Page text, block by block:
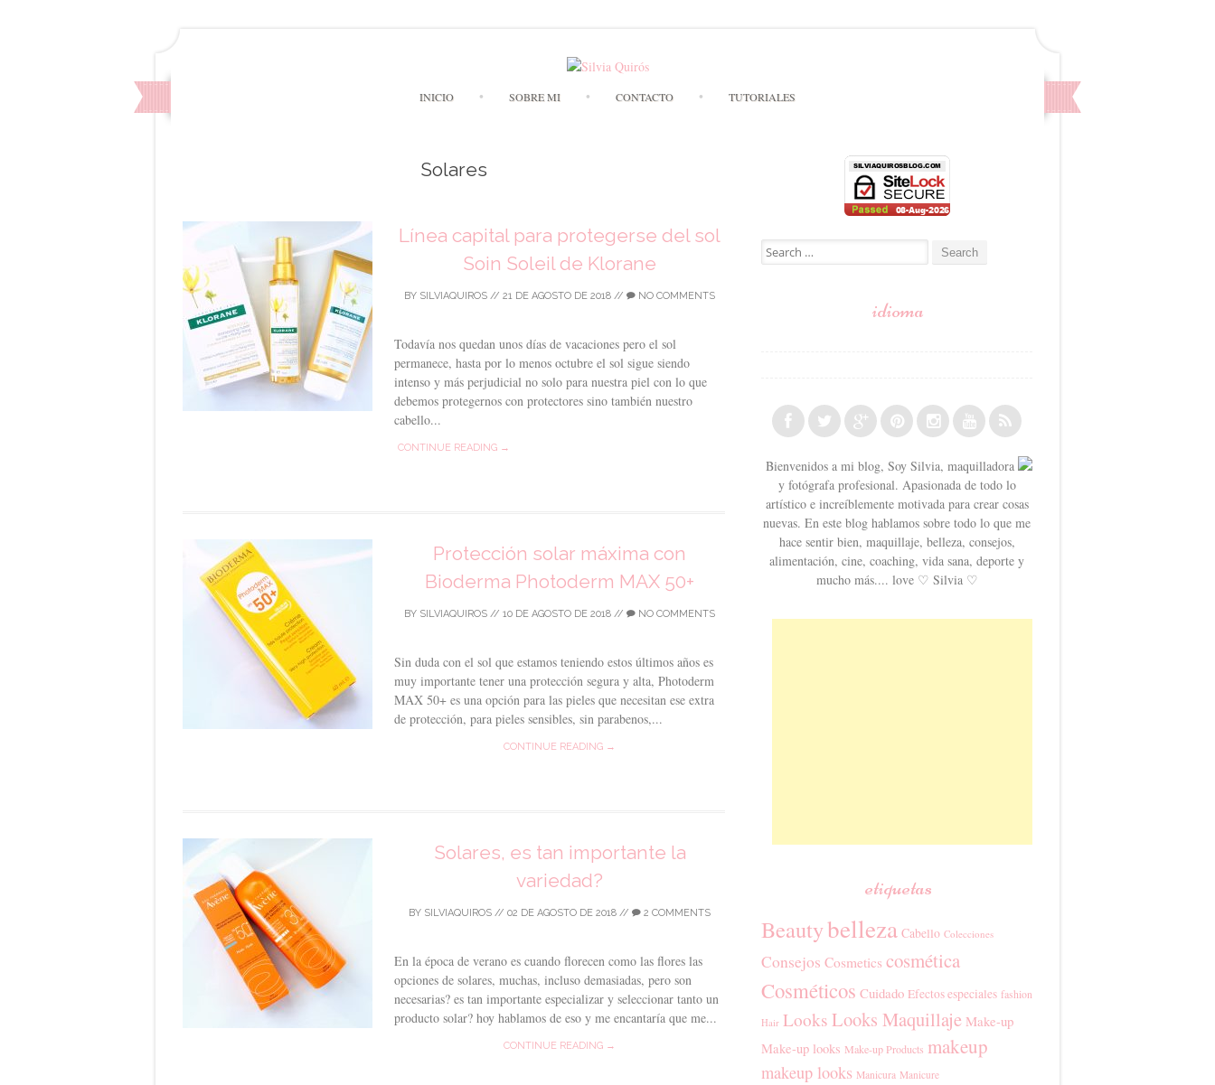
INICIO SOBRE MI CONTACTO TUTORIALES
Solares
Línea capital para protegerse del sol
Soin Soleil de Klorane
BY SILVIAQUIROS // 21 DE AGOSTO DE 2018 // NO COMMENTS
Todavía nos quedan unos días de vacaciones pero el sol
permanece, hasta por lo menos octubre el sol sigue siendo
intenso y más perjudicial no solo para nuestra piel con lo que
debemos protegernos con protectores sino también nuestro
cabello...
CONTINUE READING →
Protección solar máxima con
Bioderma Photoderm MAX 50+
BY SILVIAQUIROS // 10 DE AGOSTO DE 2018 // NO COMMENTS
Sin duda con el sol que estamos teniendo estos últimos años es
muy importante tener una protección segura y alta, Photoderm
MAX 50+ es una opción para las pieles que necesitan ese extra
de protección, para pieles sensibles, sin parabenos,...
CONTINUE READING →
Solares, es tan importante la
variedad?
BY SILVIAQUIROS // 02 DE AGOSTO DE 2018 // 2 COMMENTS
En la época de verano es cuando florecen como las flores las
opciones de solares, muchas, incluso demasiadas, pero son
necesarias? es tan importante especializar y seleccionar tanto un
producto solar? hoy hablamos de eso y me encantaría que me...
CONTINUE READING →
Search for:
idioma
Bienvenidos a mi blog, Soy Silvia, maquilladora
y fotógrafa profesional. Apasionada de todo lo
artístico e increíblemente motivada para crear cosas
nuevas. En este blog hablamos sobre todo lo que me
hace sentir bien, maquillaje, belleza, consejos,
alimentación, cine, coaching, vida sana, deporte y
mucho más.... love ♡ Silvia ♡
etiquetas
Beautybelleza Cabello Colecciones
Consejos Cosmetics cosmética
Cosméticos Cuidado Efectos especiales fashion
Hair Looks Looks Maquillaje Make-up
Make-up looks Make-up Products makeup
makeup looks Manicura Manicure